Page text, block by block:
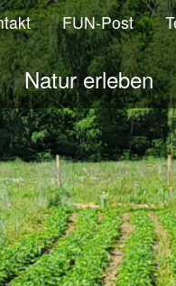
Natur erleben
FUN-Post